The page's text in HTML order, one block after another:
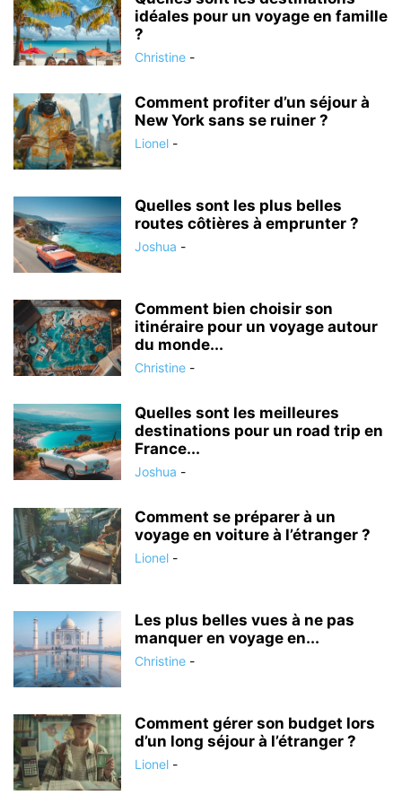
idéales pour un voyage en famille
?
Christine -
Comment profiter d’un séjour à
New York sans se ruiner ?
Lionel -
Quelles sont les plus belles
routes côtières à emprunter ?
Joshua -
Comment bien choisir son
itinéraire pour un voyage autour
du monde...
Christine -
Quelles sont les meilleures
destinations pour un road trip en
France...
Joshua -
Comment se préparer à un
voyage en voiture à l’étranger ?
Lionel -
Les plus belles vues à ne pas
manquer en voyage en...
Christine -
Comment gérer son budget lors
d’un long séjour à l’étranger ?
Lionel -